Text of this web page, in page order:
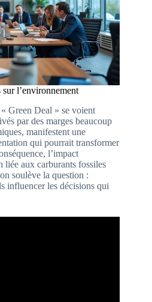
l’environnement
Green Deal » se voient
par des marges beaucoup
manifestent une
qui pourrait transformer
l’impact
aux carburants fossiles
soulève la question :
influencer les décisions qui